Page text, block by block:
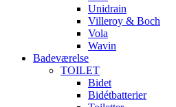
Unidrain
Villeroy & Boch
Vola
Wavin
Badeværelse
TOILET
Bidet
Bidétbatterier